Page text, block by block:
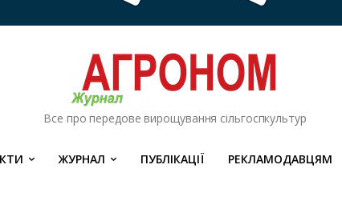
Все про передове вирощування сільгоспкультур
ЖУРНАЛ ПУБЛІКАЦІЇ РЕКЛАМОДАВЦЯМ